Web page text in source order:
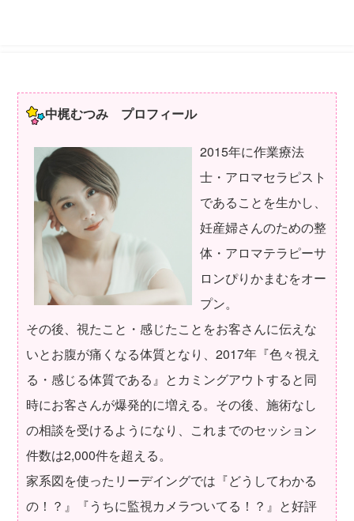
中梶むつみ プロフィール
2015年に作業療法
士・アロマセラピスト
であることを生かし、
妊産婦さんのための整
体・アロマテラピーサ
ロンぴりかまむをオー
プン。
その後、視たこと・感じたことをお客さんに伝えな
いとお腹が痛くなる体質となり、2017年『色々視え
る・感じる体質である』とカミングアウトすると同
時にお客さんが爆発的に増える。その後、施術なし
の相談を受けるようになり、これまでのセッション
件数は2,000件を超える。
家系図を使ったリーデイングでは『どうしてわかる
の！？』『うちに監視カメラついてる！？』と好評